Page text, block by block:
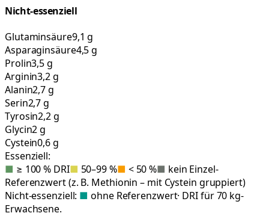
Nicht-essenziell
Glutaminsäure9,1 g
Asparaginsäure4,5 g
Prolin3,5 g
Arginin3,2 g
Alanin2,7 g
Serin2,7 g
Tyrosin2,2 g
Glycin2 g
Cystein0,6 g
Essenziell:
■ ≥ 100 % DRI■ 50–99 %■ < 50 %■ kein Einzel-
Referenzwert (z. B. Methionin – mit Cystein gruppiert)
Nicht-essenziell: ■ ohne Referenzwert· DRI für 70 kg-
Erwachsene.